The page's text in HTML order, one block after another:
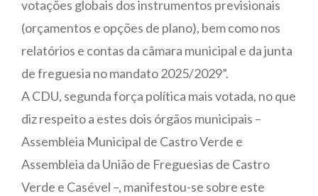
votações globais dos instrumentos previsionais
(orçamentos e opções de plano), bem como nos
relatórios e contas da câmara municipal e da junta
de freguesia no mandato 2025/2029”.
A CDU, segunda força política mais votada, no que
diz respeito a estes dois órgãos municipais –
Assembleia Municipal de Castro Verde e
Assembleia da União de Freguesias de Castro
Verde e Casével –, manifestou-se sobre este